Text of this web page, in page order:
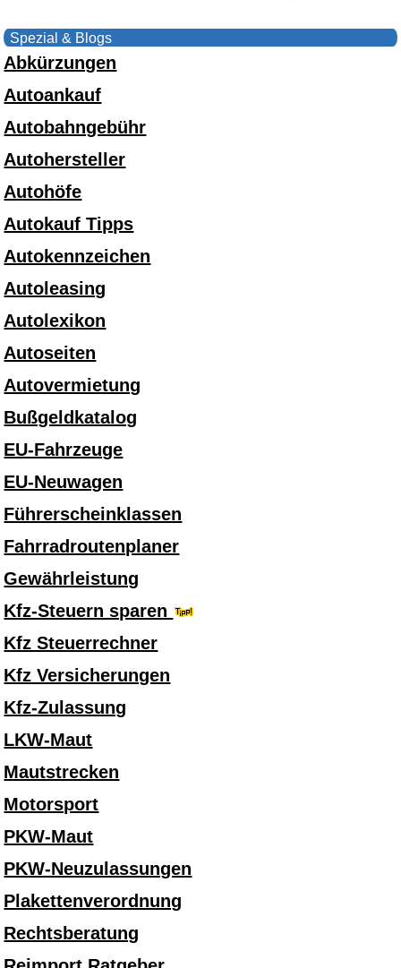
Spezial & Blogs
Abkürzungen
Autoankauf
Autobahngebühr
Autohersteller
Autohöfe
Autokauf Tipps
Autokennzeichen
Autoleasing
Autolexikon
Autoseiten
Autovermietung
Bußgeldkatalog
EU-Fahrzeuge
EU-Neuwagen
Führerscheinklassen
Fahrradroutenplaner
Gewährleistung
Kfz-Steuern sparen
Kfz Steuerrechner
Kfz Versicherungen
Kfz-Zulassung
LKW-Maut
Mautstrecken
Motorsport
PKW-Maut
PKW-Neuzulassungen
Plakettenverordnung
Rechtsberatung